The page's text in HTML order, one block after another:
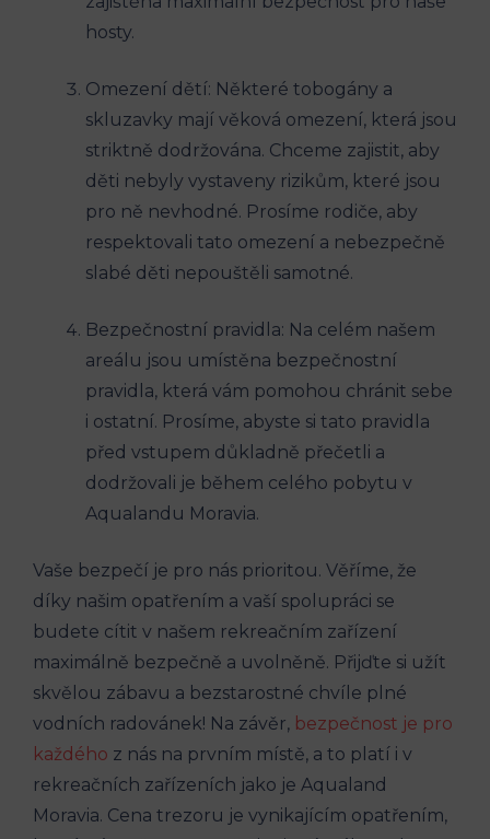
hosty.
Omezení dětí: Některé tobogány a
skluzavky mají věková omezení, která jsou
striktně dodržována. Chceme zajistit, aby
děti nebyly vystaveny rizikům, které jsou
pro ně nevhodné. Prosíme rodiče, aby
respektovali tato omezení a nebezpečně
slabé děti nepouštěli samotné.
Bezpečnostní pravidla: Na celém našem
areálu jsou umístěna bezpečnostní
pravidla, která vám pomohou chránit sebe
i ostatní. Prosíme, abyste si tato pravidla
před vstupem důkladně přečetli a
dodržovali je během celého pobytu v
Aqualandu Moravia.
Vaše bezpečí je pro nás prioritou. Věříme, že
díky našim opatřením a vaší spolupráci se
budete cítit v našem rekreačním zařízení
maximálně bezpečně a uvolněně. Přijďte si užít
skvělou zábavu a bezstarostné chvíle plné
vodních radovánek! Na závěr, bezpečnost je pro
každého z nás na prvním místě, a to platí i v
rekreačních zařízeních jako je Aqualand
Moravia. Cena trezoru je vynikajícím opatřením,